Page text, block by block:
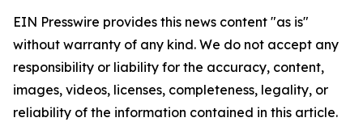
EIN Presswire provides this news content "as is"
without warranty of any kind. We do not accept any
responsibility or liability for the accuracy, content,
images, videos, licenses, completeness, legality, or
reliability of the information contained in this article.